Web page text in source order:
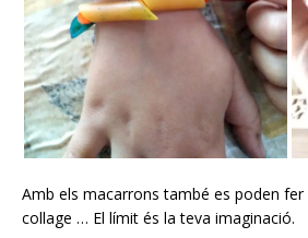
Amb els macarrons també es poden fer
collage … El límit és la teva imaginació.